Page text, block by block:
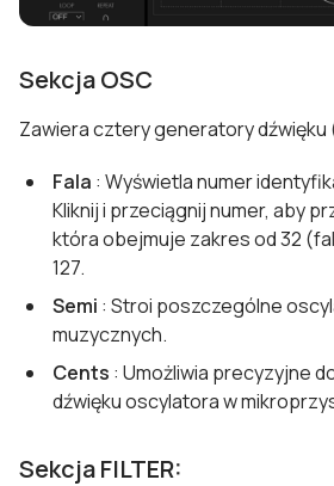
Sekcja OSC
Zawiera cztery generatory dźwięku
Fala : Wyświetla numer
Kliknij i przeciągnij numer, aby
która obejmuje zakres od 32
127.
Semi : Stroi poszczególne
muzycznych.
Cents : Umożliwia precyzyjne
dźwięku oscylatora w
Sekcja FILTER: